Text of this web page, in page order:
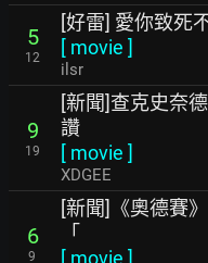
5
12
[好雷] 愛你致死
[ movie ]
ilsr
9
19
[新聞]查克史奈
讚
[ movie ]
XDGEE
6
9
[新聞]《奧德賽
「
[ movie ]